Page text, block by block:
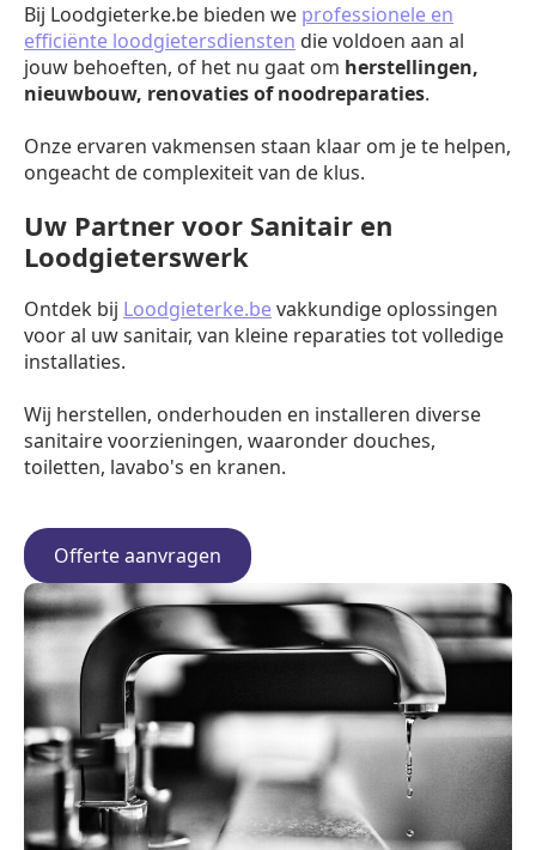
Bij Loodgieterke.be bieden we professionele en
efficiënte loodgietersdiensten die voldoen aan al
jouw behoeften, of het nu gaat om herstellingen,
nieuwbouw, renovaties of noodreparaties.
Onze ervaren vakmensen staan klaar om je te helpen,
ongeacht de complexiteit van de klus.
Uw Partner voor Sanitair en
Loodgieterswerk
Ontdek bij Loodgieterke.bevakkundige oplossingen
voor al uw sanitair, van kleine reparaties tot volledige
installaties.
Wij herstellen, onderhouden en installeren diverse
sanitaire voorzieningen, waaronder douches,
toiletten, lavabo's en kranen.
Offerte aanvragen